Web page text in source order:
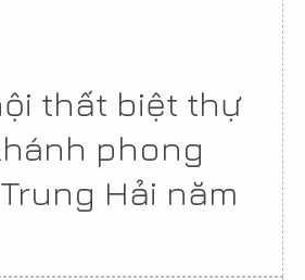
thất biệt thự
phong
Hải năm